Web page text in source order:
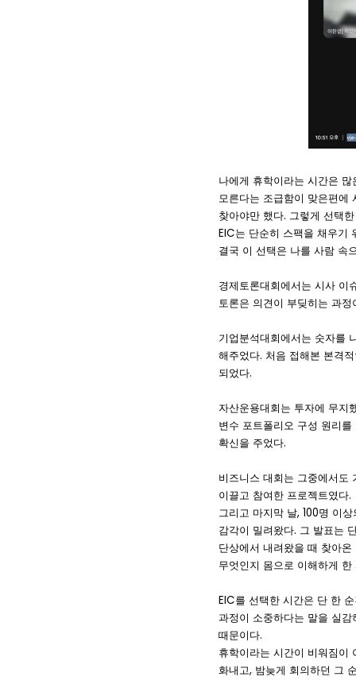
나에게 휴학이라는 시간은
모른다는 조급함이 맞은편에
찾아야만 했다. 그렇게 선택
EIC는 단순히 스팩을 채우기
결국 이 선택은 나를 사람 속
경제토론대회에서는 시사 이
토론은 의견이 부딪히는 과
기업분석대회에서는 숫자를
해주었다. 처음 접해본 본격
되었다.
자산운용대회는 투자에 무지
변수 포트폴리오 구성 원리
확신을 주었다.
비즈니스 대회는 그중에서도
이끌고 참여한 프로젝트였다.
그리고 마지막 날, 100명 이
감각이 밀려왔다. 그 발표는
단상에서 내려왔을 때 찾아
무엇인지 몸으로 이해하게
EIC를 선택한 시간은 단 한
과정이 소중하다는 말을 실
때문이다.
휴학이라는 시간이 비워짐이
화내고, 밤늦게 회의하던 그